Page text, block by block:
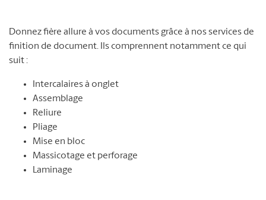
Donnez fière allure à vos documents grâce à nos services de
finition de document. Ils comprennent notamment ce qui
suit :
Intercalaires à onglet
Assemblage
Reliure
Pliage
Mise en bloc
Massicotage et perforage
Laminage